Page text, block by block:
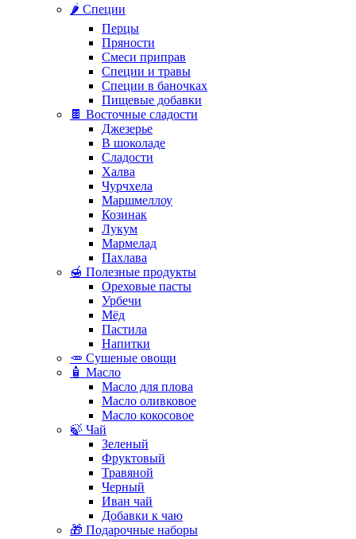
🌶️ Специи
Перцы
Пряности
Смеси приправ
Специи и травы
Специи в баночках
Пищевые добавки
🍫 Восточные сладости
Джезерье
В шоколаде
Сладости
Халва
Чурчхела
Маршмеллоу
Козинак
Лукум
Мармелад
Пахлава
🍯 Полезные продукты
Ореховые пасты
Урбечи
Мёд
Пастила
Напитки
🥕 Сушеные овощи
🧴 Масло
Масло для плова
Масло оливковое
Масло кокосовое
🍃 Чай
Зеленый
Фруктовый
Травяной
Черный
Иван чай
Добавки к чаю
🎁 Подарочные наборы